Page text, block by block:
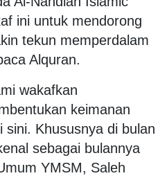
ini untuk mendorong
tekun memperdalam
Alquran.
wakafkan
keimanan
Khususnya di bulan
sebagai bulannya
YMSM, Saleh